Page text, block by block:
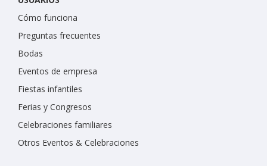
Cómo funciona
Preguntas frecuentes
Bodas
Eventos de empresa
Fiestas infantiles
Ferias y Congresos
Celebraciones familiares
Otros Eventos & Celebraciones